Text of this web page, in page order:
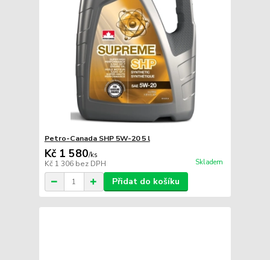
Petro-Canada SHP 5W-20 5 l
Kč 1 580/ks
Kč 1 306 bez DPH Skladem
Přidat do košíku